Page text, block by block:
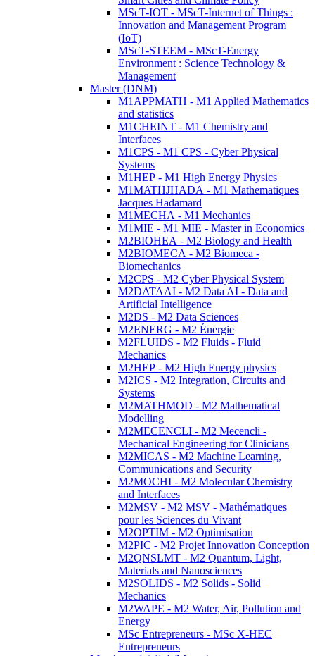
MScT-IOT - MScT-Internet of Things :
Innovation and Management Program
(IoT)
MScT-STEEM - MScT-Energy
Environment : Science Technology &
Management
Master (DNM)
M1APPMATH - M1 Applied Mathematics
and statistics
M1CHEINT - M1 Chemistry and
Interfaces
M1CPS - M1 CPS - Cyber Physical
Systems
M1HEP - M1 High Energy Physics
M1MATHJHADA - M1 Mathematiques
Jacques Hadamard
M1MECHA - M1 Mechanics
M1MIE - M1 MIE - Master in Economics
M2BIOHEA - M2 Biology and Health
M2BIOMECA - M2 Biomeca -
Biomechanics
M2CPS - M2 Cyber Physical System
M2DATAAI - M2 Data AI - Data and
Artificial Intelligence
M2DS - M2 Data Sciences
M2ENERG - M2 Énergie
M2FLUIDS - M2 Fluids - Fluid
Mechanics
M2HEP - M2 High Energy physics
M2ICS - M2 Integration, Circuits and
Systems
M2MATHMOD - M2 Mathematical
Modelling
M2MECENCLI - M2 Mecencli -
Mechanical Engineering for Clinicians
M2MICAS - M2 Machine Learning,
Communications and Security
M2MOCHI - M2 Molecular Chemistry
and Interfaces
M2MSV - M2 MSV - Mathématiques
pour les Sciences du Vivant
M2OPTIM - M2 Optimisation
M2PIC - M2 Projet Innovation Conception
M2QNSLMT - M2 Quantum, Light,
Materials and Nanosciences
M2SOLIDS - M2 Solids - Solid
Mechanics
M2WAPE - M2 Water, Air, Pollution and
Energy
MSc Entrepreneurs - MSc X-HEC
Entrepreneurs